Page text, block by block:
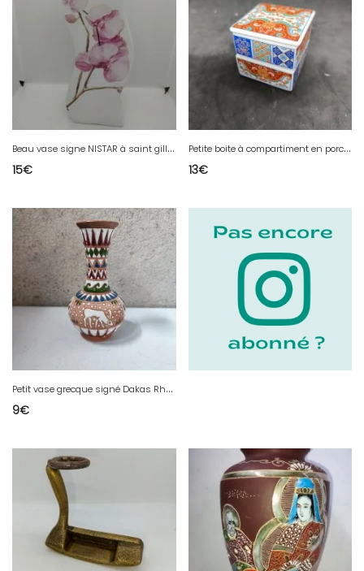
B
eau vase signe NISTAR à saint gilles croix de vie a decor floral en bon etat
15€
P
etite boite à compartiment en porcelaine chinoise à decor floral en bon etat
13€
P
etit vase grecque signé Dakas Rhodos tres coloré en bon etat
9€